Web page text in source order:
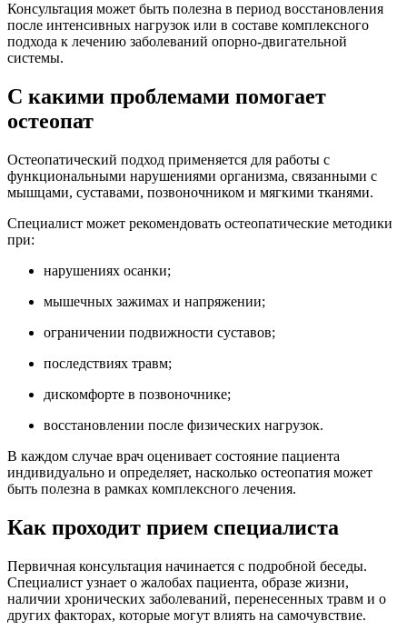
Консультация может быть полезна в период восстановления
после интенсивных нагрузок или в составе комплексного
подхода к лечению заболеваний опорно-двигательной
системы.
С какими проблемами помогает
остеопат
Остеопатический подход применяется для работы с
функциональными нарушениями организма, связанными с
мышцами, суставами, позвоночником и мягкими тканями.
Специалист может рекомендовать остеопатические методики
при:
нарушениях осанки;
мышечных зажимах и напряжении;
ограничении подвижности суставов;
последствиях травм;
дискомфорте в позвоночнике;
восстановлении после физических нагрузок.
В каждом случае врач оценивает состояние пациента
индивидуально и определяет, насколько остеопатия может
быть полезна в рамках комплексного лечения.
Как проходит прием специалиста
Первичная консультация начинается с подробной беседы.
Специалист узнает о жалобах пациента, образе жизни,
наличии хронических заболеваний, перенесенных травм и о
других факторах, которые могут влиять на самочувствие.